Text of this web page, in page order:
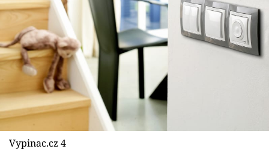
Vypinac.cz 4